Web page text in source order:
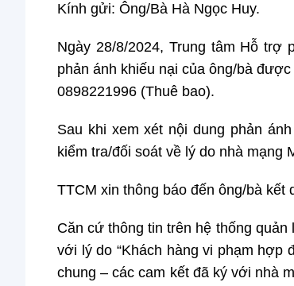
Kính gửi: Ông/Bà Hà Ngọc Huy.
Ngày 28/8/2024, Trung tâm Hỗ trợ
phản ánh khiếu nại của ông/bà
0898221996 (Thuê bao).
Sau khi xem xét nội dung phản
kiểm tra/đối soát về lý do nhà mạng
TTCM xin thông báo đến ông/bà kết
Căn cứ thông tin trên hệ thống
với lý do “Khách hàng vi phạm hợp
chung – các cam kết đã ký với nhà